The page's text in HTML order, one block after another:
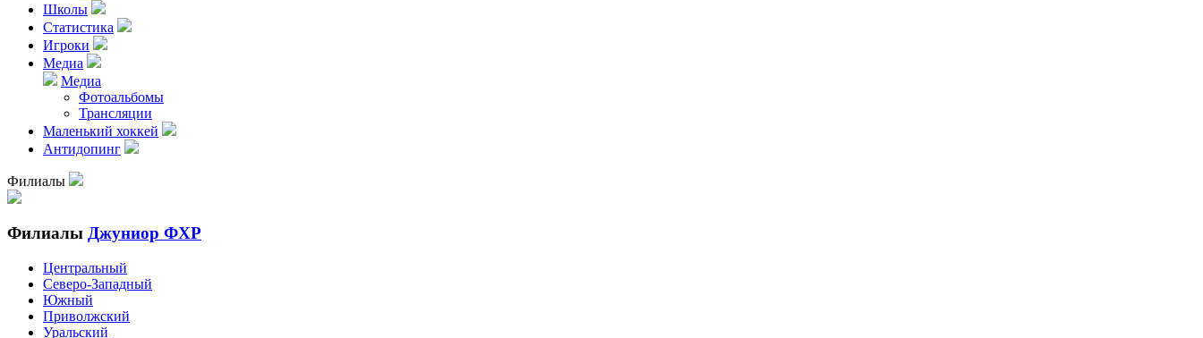
Школы
Статистика
Игроки
Медиа
Медиа
Фотоальбомы
Трансляции
Маленький хоккей
Антидопинг
Филиалы
Филиалы Джуниор ФХР
Центральный
Северо-Западный
Южный
Приволжский
Уральский